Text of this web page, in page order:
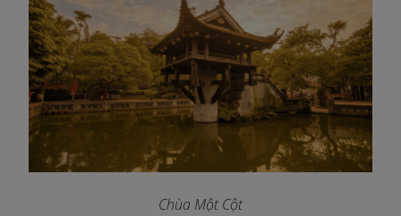
Chùa Một Cột